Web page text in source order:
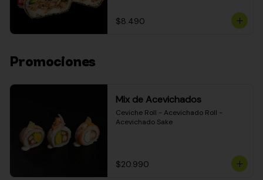
$8.490
Promociones
Mix de Acevichados
Ceviche Roll - Acevichado Roll -
Acevichado Sake
$20.990